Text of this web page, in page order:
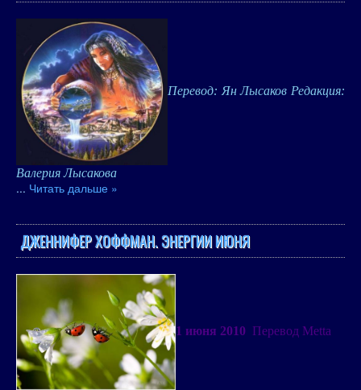
Перевод: Ян Лысаков Редакция:
Валерия Лысакова
... Читать дальше »
ДЖЕННИФЕР ХОФФМАН. ЭНЕРГИИ ИЮНЯ
1 июня 2010 Перевод Metta